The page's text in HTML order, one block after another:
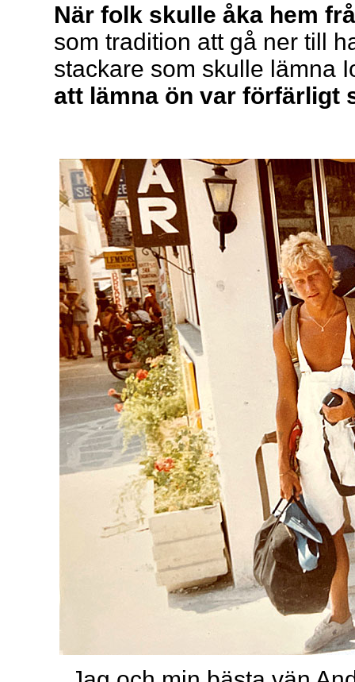
När folk skulle åka hem
som tradition att gå ner till
stackare som skulle lämna
att lämna ön var förfärligt